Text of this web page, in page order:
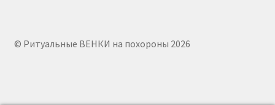
© Ритуальные ВЕНКИ на похороны 2026